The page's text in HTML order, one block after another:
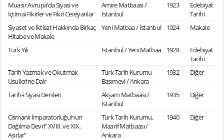
Muasır Avrupa’da Siyasi ve
İçtimai Fikirler ve Fikri Cereyanlar
Amire Matbaası /
İstanbul
1923
Edebiyat
Tarihi
Siyaset ve İktisat Hakkında Birkaç
Hitabe ve Makale
Yeni Matbaa / İstanbul 1924 Makale
Türk Yılı İstanbul / Yeni Matbaa 1928
Edebiyat
Tarihi
Tarih Yazmak ve Okutmak
Usullerine Dair
Türk Tarih Kurumu
Basımevi / Ankara
1932 Diğer
Tarih-i Siyasi Dersleri
Akşam Matbaası /
İstanbul
1935 Diğer
Osmanlı İmparatorluğu’nun
Dağılma Devri” XVIII. ve XIX.
Asırlar”
Türk Tarih Kurumu,
Maarif Matbaası /
Ankara
1940 Diğer